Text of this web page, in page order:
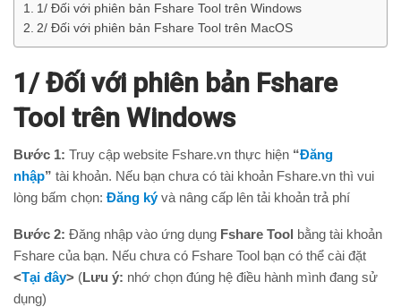
1/ Đối với phiên bản Fshare Tool trên Windows
2/ Đối với phiên bản Fshare Tool trên MacOS
1/ Đối với phiên bản Fshare
Tool trên Windows
Bước 1: Truy cập website Fshare.vn thực hiện “Đăng
nhập” tài khoản. Nếu bạn chưa có tài khoản Fshare.vn thì vui
lòng bấm chọn: Đăng ký và nâng cấp lên tải khoản trả phí
Bước 2: Đăng nhập vào ứng dụng Fshare Tool bằng tài khoản
Fshare của bạn. Nếu chưa có Fshare Tool bạn có thể cài đặt
<Tại đây> (Lưu ý: nhớ chọn đúng hệ điều hành mình đang sử
dụng)